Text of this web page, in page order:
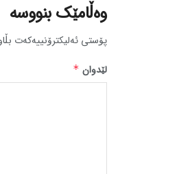
وەڵامێک بنووسە
پۆستی ئەلیکترۆنییەکەت
لێدوان *